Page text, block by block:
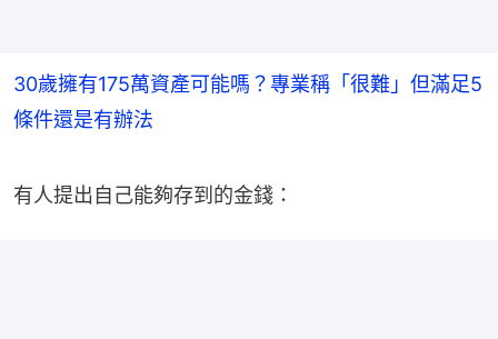
30歲擁有175萬資產可能嗎？專業稱「很難」但滿足5
條件還是有辦法
有人提出自己能夠存到的金錢：